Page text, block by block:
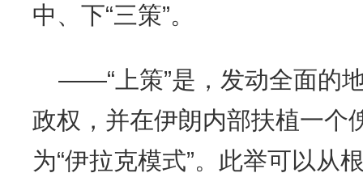
中、下“三策”。
——“上策”是，发动全面的
政权，并在伊朗内部扶植一个
为“伊拉克模式”。此举可以从